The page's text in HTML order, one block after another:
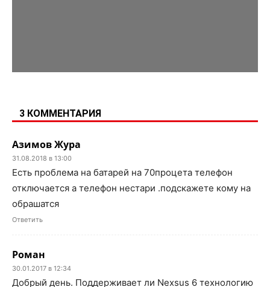
3 КОММЕНТАРИЯ
Азимов Жура
31.08.2018 в 13:00
Есть проблема на батарей на 70процета телефон
отключается а телефон нестари .подскажете кому на
обрашатся
Ответить
Роман
30.01.2017 в 12:34
Добрый день. Поддерживает ли Nexsus 6 технологию